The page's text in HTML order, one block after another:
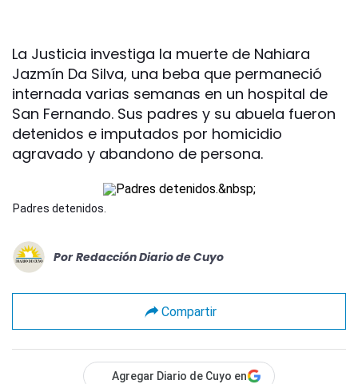
La Justicia investiga la muerte de Nahiara
Jazmín Da Silva, una beba que permaneció
internada varias semanas en un hospital de
San Fernando. Sus padres y su abuela fueron
detenidos e imputados por homicidio
agravado y abandono de persona.
Padres detenidos.
Por Redacción Diario de Cuyo
Compartir
Agregar Diario de Cuyo en